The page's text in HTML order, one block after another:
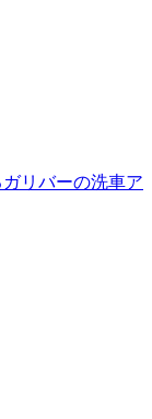
ガリバーの洗車ア